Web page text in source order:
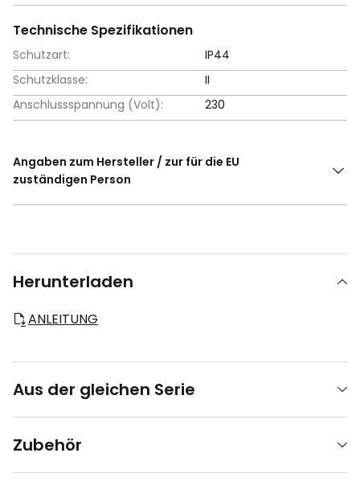
Technische Spezifikationen
Schutzart:
IP44
Schutzklasse:
II
Anschlussspannung (Volt):
230
Angaben zum Hersteller / zur für die EU
zuständigen Person
Herunterladen
ANLEITUNG
Aus der gleichen Serie
Zubehör